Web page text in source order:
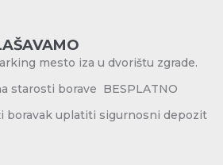
mesto iza u dvorištu zgrade.
starosti borave BESPLATNO
boravak uplatiti sigurnosni depozit